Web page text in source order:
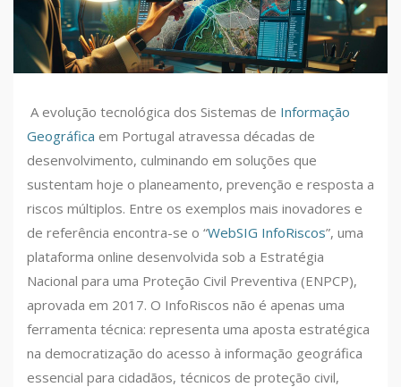
A evolução tecnológica dos Sistemas de Informação
Geográfica em Portugal atravessa décadas de
desenvolvimento, culminando em soluções que
sustentam hoje o planeamento, prevenção e resposta a
riscos múltiplos. Entre os exemplos mais inovadores e
de referência encontra-se o “WebSIG InfoRiscos”, uma
plataforma online desenvolvida sob a Estratégia
Nacional para uma Proteção Civil Preventiva (ENPCP),
aprovada em 2017. O InfoRiscos não é apenas uma
ferramenta técnica: representa uma aposta estratégica
na democratização do acesso à informação geográfica
essencial para cidadãos, técnicos de proteção civil,